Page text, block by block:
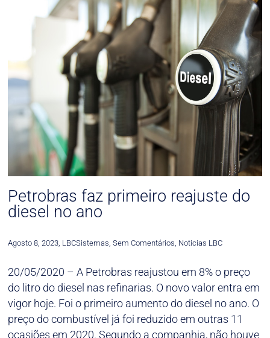
Petrobras faz primeiro reajuste do
diesel no ano
Agosto 8, 2023, LBCSistemas, Sem Comentários, Noticias LBC
20/05/2020 – A Petrobras reajustou em 8% o preço
do litro do diesel nas refinarias. O novo valor entra em
vigor hoje. Foi o primeiro aumento do diesel no ano. O
preço do combustível já foi reduzido em outras 11
ocasiões em 2020. Segundo a companhia, não houve